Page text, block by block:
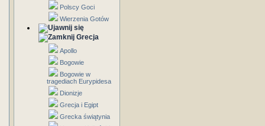
Polscy Goci
Wierzenia Gotów
Grecja
Apollo
Bogowie
Bogowie w
tragediach Eurypidesa
Dionizje
Grecja i Egipt
Grecka świątynia